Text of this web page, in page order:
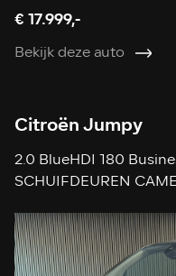
€ 17.999,-
Bekijk deze auto
Citroën Jumpy
2.0 BlueHDI 180
SCHUIFDEUREN